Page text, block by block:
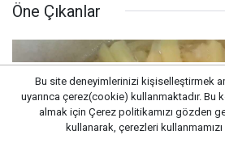
Öne Çıkanlar
Bu site deneyimlerinizi kişiselleştirmek
uyarınca çerez(cookie) kullanmaktadır. Bu
almak için Çerez politikamızı gözden
kullanarak, çerezleri